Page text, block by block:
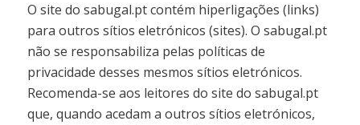
O site do sabugal.pt contém hiperligações (links)
para outros sítios eletrónicos (sites). O sabugal.pt
não se responsabiliza pelas políticas de
privacidade desses mesmos sítios eletrónicos.
Recomenda-se aos leitores do site do sabugal.pt
que, quando acedam a outros sítios eletrónicos,